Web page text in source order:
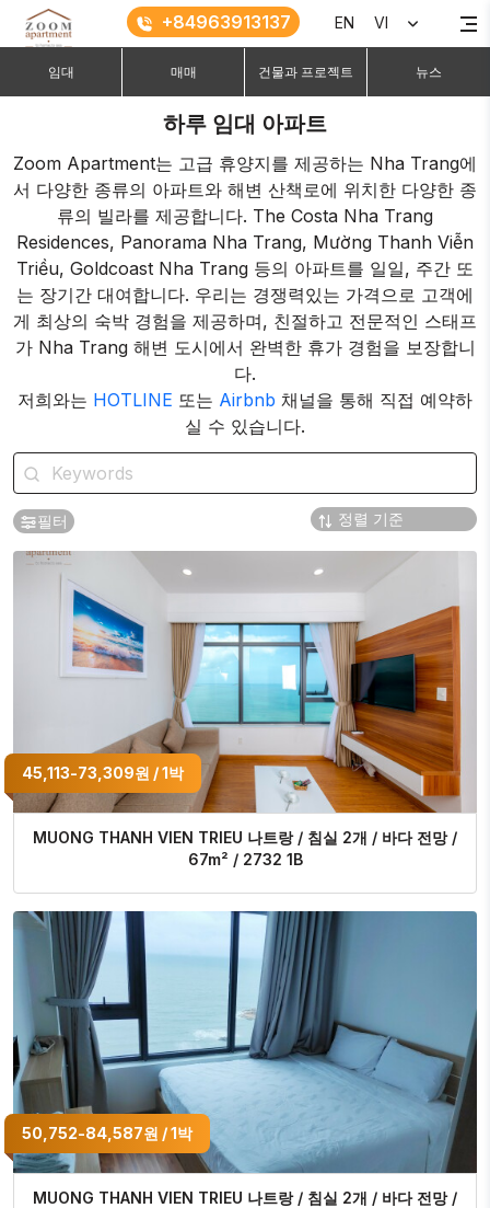
+84963913137 EN VI
임대 매매 건물과 프로젝트 뉴스
하루 임대 아파트
Zoom Apartment는 고급 휴양지를 제공하는 Nha Trang에
서 다양한 종류의 아파트와 해변 산책로에 위치한 다양한 종
류의 빌라를 제공합니다. The Costa Nha Trang
Residences, Panorama Nha Trang, Mường Thanh Viễn
Triều, Goldcoast Nha Trang 등의 아파트를 일일, 주간 또
는 장기간 대여합니다. 우리는 경쟁력있는 가격으로 고객에
게 최상의 숙박 경험을 제공하며, 친절하고 전문적인 스태프
가 Nha Trang 해변 도시에서 완벽한 휴가 경험을 보장합니
다.
저희와는 HOTLINE 또는 Airbnb 채널을 통해 직접 예약하
실 수 있습니다.
필터
45,113-73,309원 / 1박
MUONG THANH VIEN TRIEU 나트랑 / 침실 2개 / 바다 전망 /
67m² / 2732 1B
50,752-84,587원 / 1박
MUONG THANH VIEN TRIEU 나트랑 / 침실 2개 / 바다 전망 /